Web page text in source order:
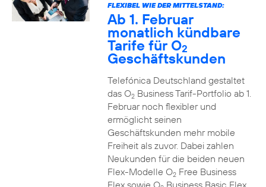
FLEXIBEL WIE DER MITTELSTAND:
Ab 1. Februar
monatlich kündbare
Tarife für O2
Geschäftskunden
Telefónica Deutschland gestaltet
das O2Business Tarif-Portfolio ab 1.
Februar noch flexibler und
ermöglicht seinen
Geschäftskunden mehr mobile
Freiheit als zuvor. Dabei zahlen
Neukunden für die beiden neuen
Flex-Modelle O2Free Business
Flex sowie O Business Basic Flex